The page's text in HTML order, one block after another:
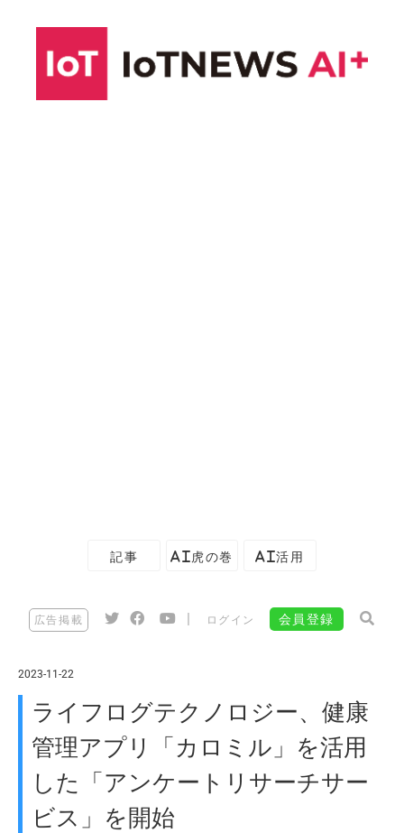
記事 AI虎の巻 AI活用
広告掲載 ログイン 会員登録
2023-11-22
ライフログテクノロジー、健康
管理アプリ「カロミル」を活用
した「アンケートリサーチサー
ビス」を開始